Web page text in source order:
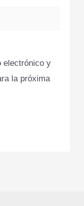
electrónico y
la próxima